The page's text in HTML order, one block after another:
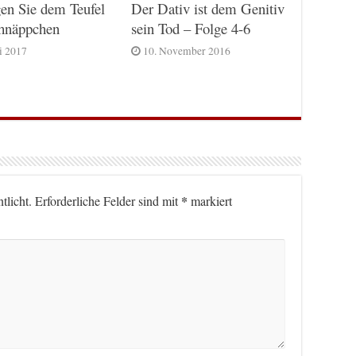
Sie dem Teufel
2017
Der Dativ ist dem Genitiv
sein Tod – Folge 4-6
10. November 2016
Erforderliche Felder sind mit* markiert